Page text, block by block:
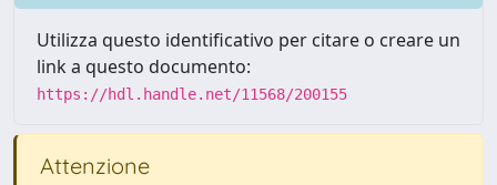
Utilizza questo identificativo per citare o creare un
link a questo documento:
https://hdl.handle.net/11568/200155
Attenzione